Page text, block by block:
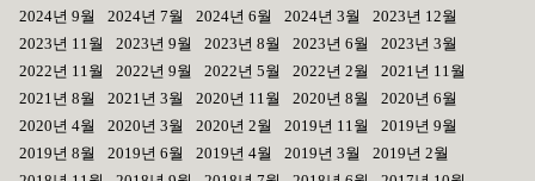
2024년 9월
2024년 7월 2024년 6월 2024년 3월
2023년 12월
2023년 11월
2023년 9월 2023년 8월 2023년 6월
2023년 3월
2022년 11월
2022년 9월 2022년 5월 2022년 2월
2021년 11월
2021년 8월
2021년 3월 2020년 11월 2020년 8월
2020년 6월
2020년 4월
2020년 3월 2020년 2월 2019년 11월
2019년 9월
2019년 8월
2019년 6월 2019년 4월 2019년 3월
2019년 2월